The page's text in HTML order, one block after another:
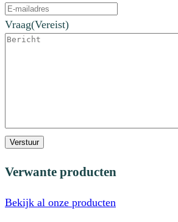
Vraag(Vereist)
Verstuur
Verwante producten
Bekijk al onze producten